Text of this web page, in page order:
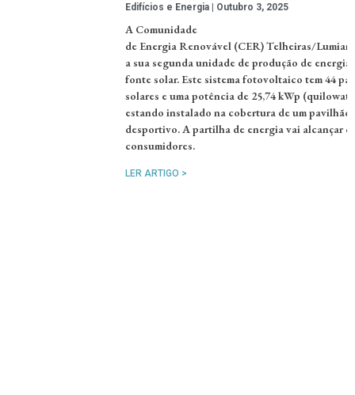
Edifícios e Energia Outubro 3, 2025
A Comunidade
de Energia Renovável (CER) Telheiras/Lumiar
a sua segunda unidade de produção de energia
fonte solar. Este sistema fotovoltaico tem 44
solares e uma potência de 25,74 kWp
estando instalado na cobertura de um pavilhão
desportivo. A partilha de energia vai alcançar
consumidores.
LER ARTIGO >